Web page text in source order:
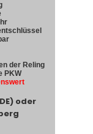
der Reling
PKW
oder